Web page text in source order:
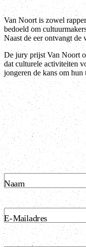
Van Noort is zowel
bedoeld om
Naast de eer ontvangt de
De jury prijst Van Noort
dat culturele activiteiten
jongeren de kans om hun
Naam
E-Mailadres